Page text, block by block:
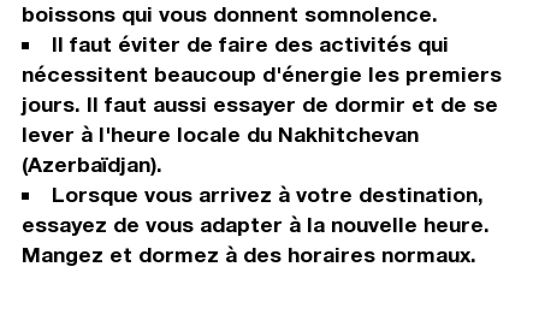
boissons qui vous donnent somnolence.
Il faut éviter de faire des activités qui
nécessitent beaucoup d'énergie les premiers
jours. Il faut aussi essayer de dormir et de se
lever à l'heure locale du Nakhitchevan
(Azerbaïdjan).
Lorsque vous arrivez à votre destination,
essayez de vous adapter à la nouvelle heure.
Mangez et dormez à des horaires normaux.